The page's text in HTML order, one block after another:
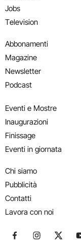
Jobs
Television
Abbonamenti
Magazine
Newsletter
Podcast
Eventi e Mostre
Inaugurazioni
Finissage
Eventi in giornata
Chi siamo
Pubblicità
Contatti
Lavora con noi
Seguici suSeguici su